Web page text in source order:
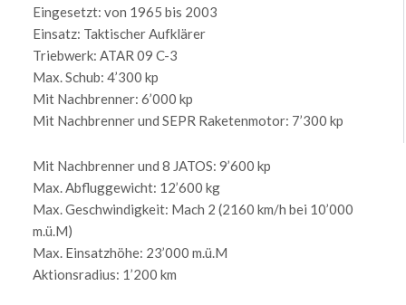
Eingesetzt: von 1965 bis 2003
Einsatz: Taktischer Aufklärer
Triebwerk: ATAR 09 C-3
Max. Schub: 4’300 kp
Mit Nachbrenner: 6’000 kp
Mit Nachbrenner und SEPR Raketenmotor: 7’300 kp
Mit Nachbrenner und 8 JATOS: 9’600 kp
Max. Abfluggewicht: 12’600 kg
Max. Geschwindigkeit: Mach 2 (2160 km/h bei 10’000
m.ü.M)
Max. Einsatzhöhe: 23’000 m.ü.M
Aktionsradius: 1’200 km